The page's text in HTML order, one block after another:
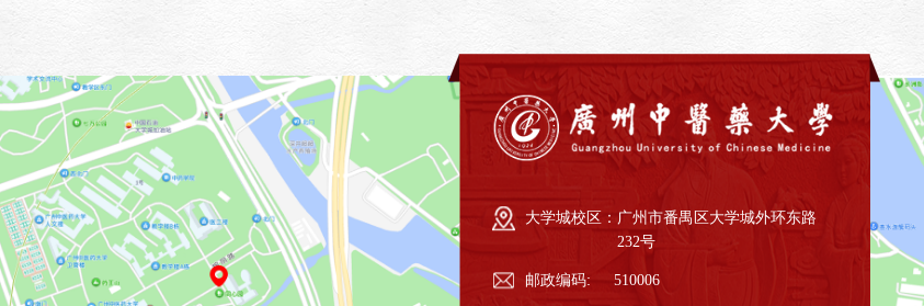
大学城校区： 广州市番禺区大学城外环东路
232号
邮政编码: 510006